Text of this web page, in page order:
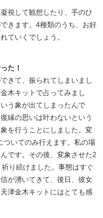
視して観想したり、手のひ
きます。4種類のうち、お好
ていくでしょう。
た！
きて、振られてしまいまし
木キットで占ってみまし
う象が出てしまったんで
縁の思いは叶わないという
を行うことにしました。変
ついてのみ行えます。私の場
です。その後、変象させた2
り続けました。事態はすぐ
が湧いてきて、後日、彼女
津金木キットにはとても感